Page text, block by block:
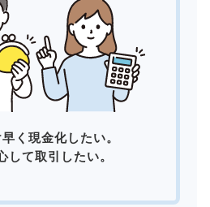
く現金化したい。
して取引したい。